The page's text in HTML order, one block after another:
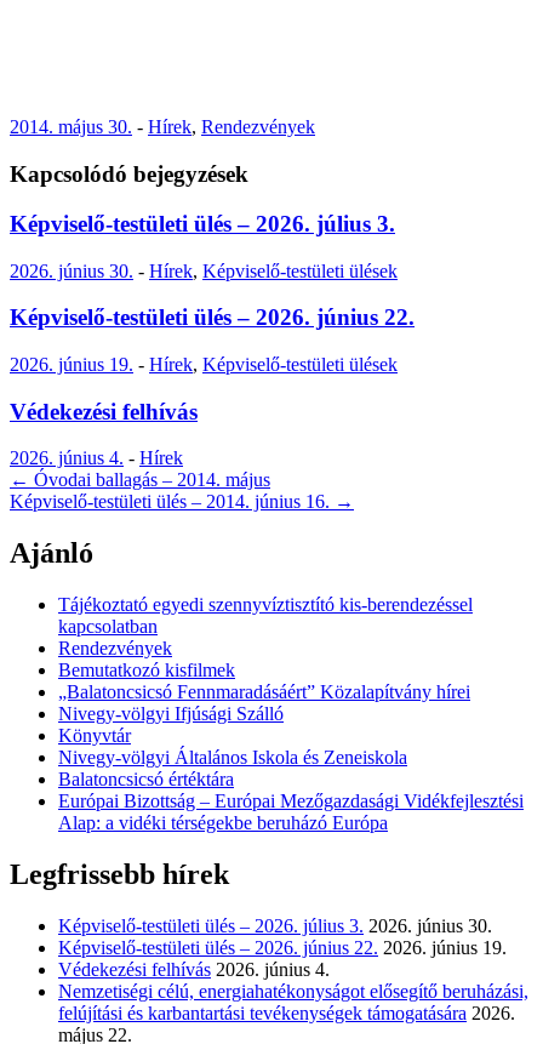
2014. május 30. - Hírek, Rendezvények
Kapcsolódó bejegyzések
Képviselő-testületi ülés – 2026. július 3.
2026. június 30. - Hírek, Képviselő-testületi ülések
Képviselő-testületi ülés – 2026. június 22.
2026. június 19. - Hírek, Képviselő-testületi ülések
Védekezési felhívás
2026. június 4. - Hírek
Post
navigation
← Óvodai ballagás – 2014. május
Képviselő-testületi ülés – 2014. június 16. →
Ajánló
Tájékoztató egyedi szennyvíztisztító kis-berendezéssel
kapcsolatban
Rendezvények
Bemutatkozó kisfilmek
„Balatoncsicsó Fennmaradásáért” Közalapítvány hírei
Nivegy-völgyi Ifjúsági Szálló
Könyvtár
Nivegy-völgyi Általános Iskola és Zeneiskola
Balatoncsicsó értéktára
Európai Bizottság – Európai Mezőgazdasági Vidékfejlesztési
Alap: a vidéki térségekbe beruházó Európa
Legfrissebb hírek
Képviselő-testületi ülés – 2026. július 3. 2026. június 30.
Képviselő-testületi ülés – 2026. június 22. 2026. június 19.
Védekezési felhívás 2026. június 4.
Nemzetiségi célú, energiahatékonyságot elősegítő beruházási,
felújítási és karbantartási tevékenységek támogatására 2026.
május 22.